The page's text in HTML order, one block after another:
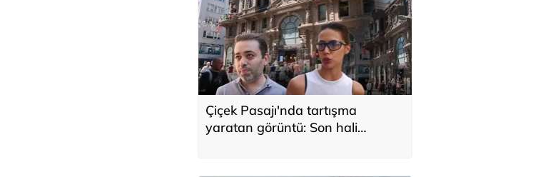
Çiçek Pasajı'nda tartışma
yaratan görüntü: Son hali